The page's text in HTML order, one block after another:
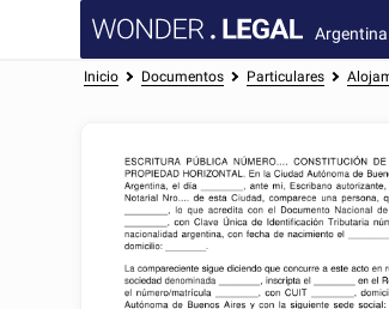
Argentina
Inicio Documentos Particulares